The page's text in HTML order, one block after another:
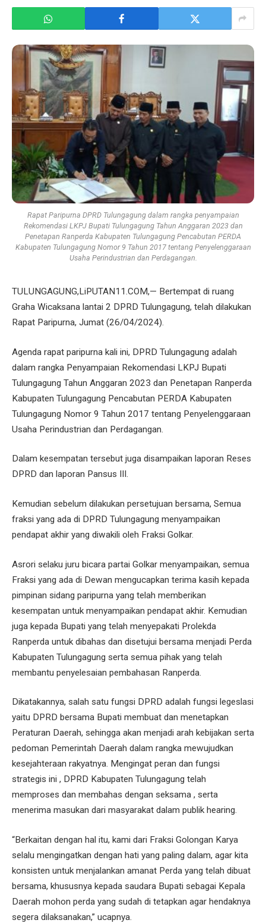
Rapat Paripurna DPRD Tulungagung dalam rangka penyampaian
Rekomendasi LKPJ Bupati Tulungagung Tahun Anggaran 2023 dan
Penetapan Ranperda Kabupaten Tulungagung Pencabutan PERDA
Kabupaten Tulungagung Nomor 9 Tahun 2017 tentang Penyelenggaraan
Usaha Perindustrian dan Perdagangan.
TULUNGAGUNG,LiPUTAN11.COM,— Bertempat di ruang
Graha Wicaksana lantai 2 DPRD Tulungagung, telah dilakukan
Rapat Paripurna, Jumat (26/04/2024).
Agenda rapat paripurna kali ini, DPRD Tulungagung adalah
dalam rangka Penyampaian Rekomendasi LKPJ Bupati
Tulungagung Tahun Anggaran 2023 dan Penetapan Ranperda
Kabupaten Tulungagung Pencabutan PERDA Kabupaten
Tulungagung Nomor 9 Tahun 2017 tentang Penyelenggaraan
Usaha Perindustrian dan Perdagangan.
Dalam kesempatan tersebut juga disampaikan laporan Reses
DPRD dan laporan Pansus III.
Kemudian sebelum dilakukan persetujuan bersama, Semua
fraksi yang ada di DPRD Tulungagung menyampaikan
pendapat akhir yang diwakili oleh Fraksi Golkar.
Asrori selaku juru bicara partai Golkar menyampaikan, semua
Fraksi yang ada di Dewan mengucapkan terima kasih kepada
pimpinan sidang paripurna yang telah memberikan
kesempatan untuk menyampaikan pendapat akhir. Kemudian
juga kepada Bupati yang telah menyepakati Prolekda
Ranperda untuk dibahas dan disetujui bersama menjadi Perda
Kabupaten Tulungagung serta semua pihak yang telah
membantu penyelesaian pembahasan Ranperda.
Dikatakannya, salah satu fungsi DPRD adalah fungsi legeslasi
yaitu DPRD bersama Bupati membuat dan menetapkan
Peraturan Daerah, sehingga akan menjadi arah kebijakan serta
pedoman Pemerintah Daerah dalam rangka mewujudkan
kesejahteraan rakyatnya. Mengingat peran dan fungsi
strategis ini , DPRD Kabupaten Tulungagung telah
memproses dan membahas dengan seksama , serta
menerima masukan dari masyarakat dalam publik hearing.
“Berkaitan dengan hal itu, kami dari Fraksi Golongan Karya
selalu mengingatkan dengan hati yang paling dalam, agar kita
konsisten untuk menjalankan amanat Perda yang telah dibuat
bersama, khususnya kepada saudara Bupati sebagai Kepala
Daerah mohon perda yang sudah di tetapkan agar hendaknya
segera dilaksanakan,” ucapnya.